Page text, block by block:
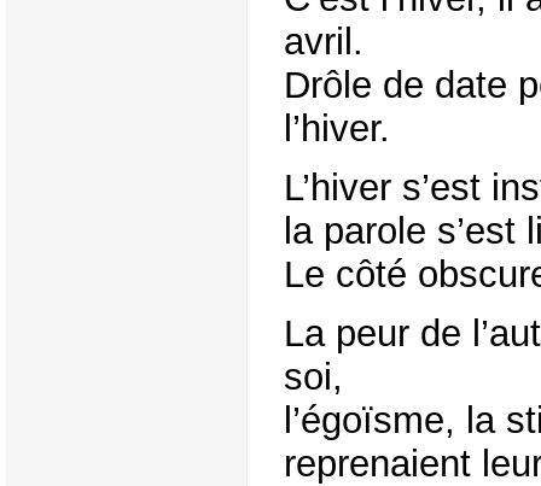
avril.
Drôle de date
l’hiver.
L’hiver s’est
la parole
Le côté
La peur de
soi,
l’égoïsme, la
reprenaient